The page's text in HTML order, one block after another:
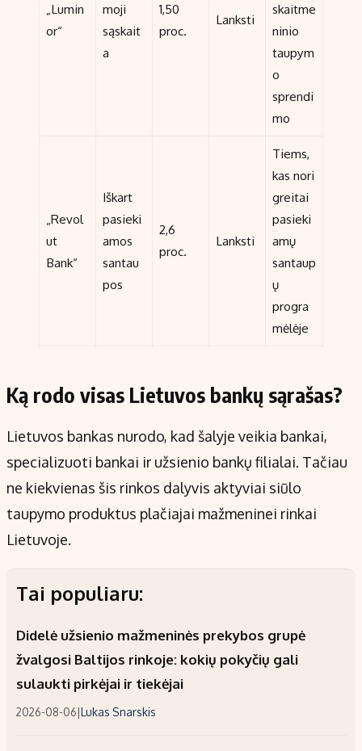
„Lumin
or“
moji
sąskait
a
1,50
proc.
Lanksti
skaitme
ninio
taupym
o
sprendi
mo
„Revol
ut
Bank“
Iškart
pasieki
amos
santau
pos
2,6
proc.
Lanksti
Tiems,
kas nori
greitai
pasieki
amų
santaup
ų
progra
mėlėje
Ką rodo visas Lietuvos bankų sąrašas?
Lietuvos bankas nurodo, kad šalyje veikia bankai,
specializuoti bankai ir užsienio bankų filialai. Tačiau
ne kiekvienas šis rinkos dalyvis aktyviai siūlo
taupymo produktus plačiajai mažmeninei rinkai
Lietuvoje.
Tai populiaru:
Didelė užsienio mažmeninės prekybos grupė
žvalgosi Baltijos rinkoje: kokių pokyčių gali
sulaukti pirkėjai ir tiekėjai
2026-08-06|Lukas Snarskis